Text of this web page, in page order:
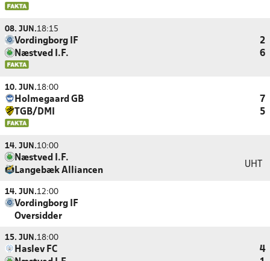
08. JUN.18:15
Vordingborg IF
2
Næstved I.F.
6
10. JUN.18:00
Holmegaard GB
7
TGB/DMI
5
14. JUN.10:00
Næstved I.F.
Langebæk Alliancen
UHT
14. JUN.12:00
Vordingborg IF
Oversidder
15. JUN.18:00
Haslev FC
4